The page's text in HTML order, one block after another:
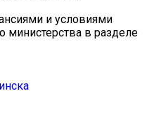
и условиями
министерства в разделе